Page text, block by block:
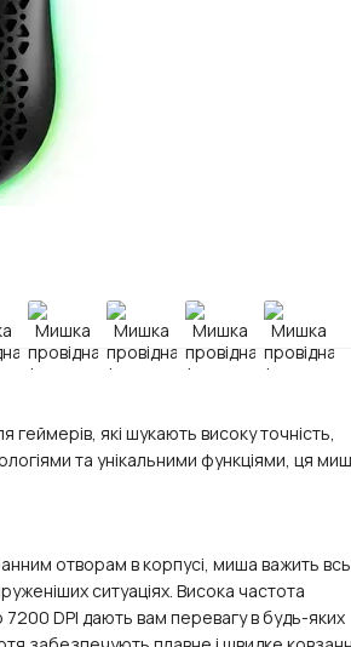
геймерів, які шукають високу точність,
та унікальними функціями, ця
отворам в корпусі, миша важить
ситуаціях. Висока частота
7200 DPI дають вам перевагу в будь-яких